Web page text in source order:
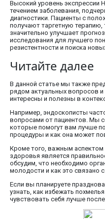
Высокий уровень экспрессии
течением заболевания,
диагностики. Пациенты с
получают таргетную терапию,
значительно улучшает
исследования для лучшего
резистентности и поиска
Читайте далее
В данной статье мы также
рядом актуальных вопросов
интересны и полезны в
Например, эндоскописты
вопросами от пациентов. Мы
которые помогут вам лучше
процедуры и как она может
Кроме того, важным аспектом
здоровья является
обсудим, что необходимо
молодости и как это связано
Если вы планируете
узнать, как избежать
чувствовать себя лучше после